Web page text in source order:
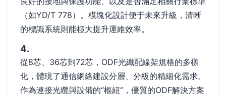
（如YD/T 778）。模塊化設計便于未來升級，清晰
的標識系統則能極大提升運維效率。
4.
從8芯、36芯到72芯，ODF光纖配線架規格的多樣
化，體現了通信網絡建設分層、分級的精細化需求。
作為連接光纜與設備的“樞紐”，優質的ODF解決方案